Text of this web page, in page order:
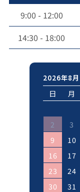
9:00 - 12:00
14:30 - 18:00
2026年8月
日 月
2
3
9
10
16
17
23
24
30
31